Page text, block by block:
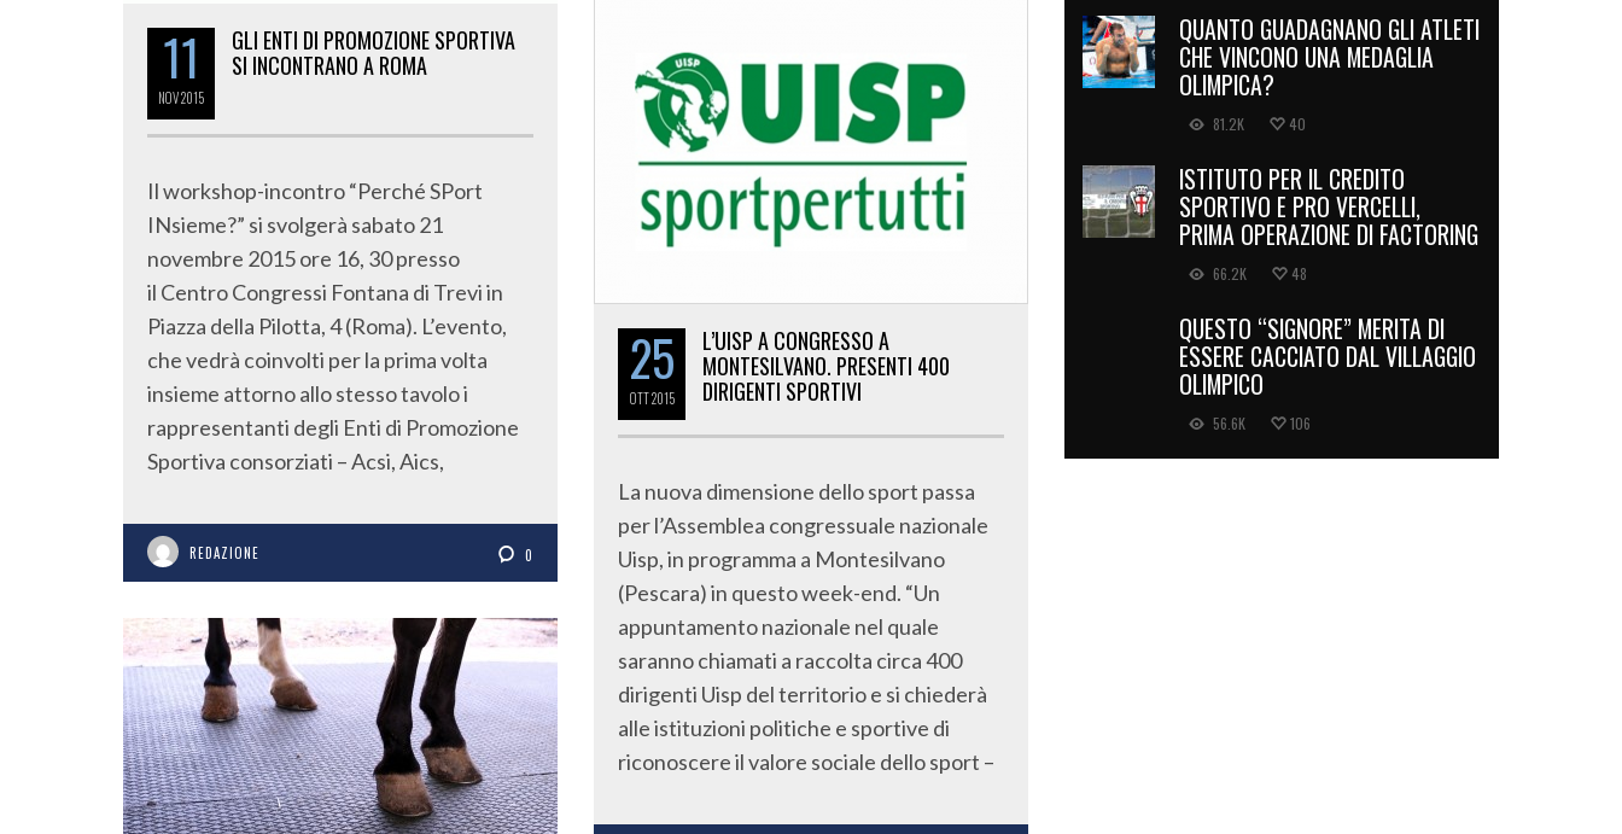
11
NOV2015
GLI ENTI DI PROMOZIONE SPORTIVA
SI INCONTRANO A ROMA
Il workshop-incontro “Perché SPort
INsieme?” si svolgerà sabato 21
novembre 2015 ore 16, 30 presso
il Centro Congressi Fontana di Trevi in
Piazza della Pilotta, 4 (Roma). L’evento,
che vedrà coinvolti per la prima volta
insieme attorno allo stesso tavolo i
rappresentanti degli Enti di Promozione
Sportiva consorziati – Acsi, Aics,
REDAZIONE 0
25
OTT2015
L’UISP A CONGRESSO A
MONTESILVANO. PRESENTI 400
DIRIGENTI SPORTIVI
La nuova dimensione dello sport passa
per l’Assemblea congressuale nazionale
Uisp, in programma a Montesilvano
(Pescara) in questo week-end. “Un
appuntamento nazionale nel quale
saranno chiamati a raccolta circa 400
dirigenti Uisp del territorio e si chiederà
alle istituzioni politiche e sportive di
riconoscere il valore sociale dello sport –
QUANTO GUADAGNANO GLI ATLETI
CHE VINCONO UNA MEDAGLIA
OLIMPICA?
81.2K 40
ISTITUTO PER IL CREDITO
SPORTIVO E PRO VERCELLI,
PRIMA OPERAZIONE DI FACTORING
66.2K 48
QUESTO “SIGNORE” MERITA DI
ESSERE CACCIATO DAL VILLAGGIO
OLIMPICO
56.6K 106